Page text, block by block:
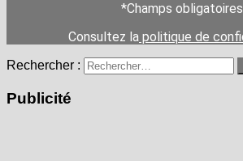
*Champs obligatoires
Consultez la politique de
Rechercher :
Publicité